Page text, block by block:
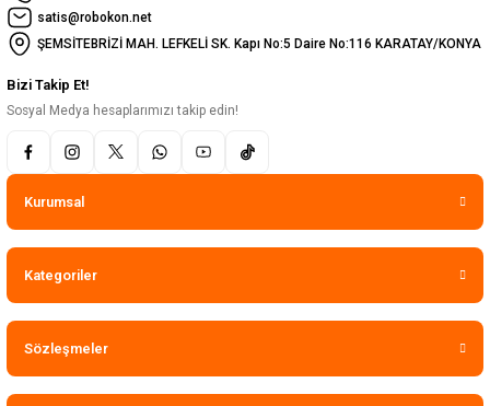
satis@robokon.net
ŞEMSİTEBRİZİ MAH. LEFKELİ SK. Kapı No:5 Daire No:116 KARATAY/KONYA
Bizi Takip Et!
Sosyal Medya hesaplarımızı takip edin!
Kurumsal
Kategoriler
Sözleşmeler